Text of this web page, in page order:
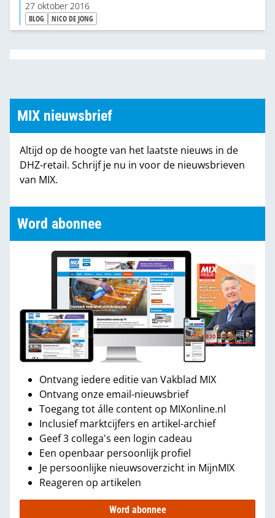
27 oktober 2016
BLOG NICO DE JONG
MIX nieuwsbrief
Altijd op de hoogte van het laatste nieuws in de
DHZ-retail. Schrijf je nu in voor de nieuwsbrieven
van MIX.
Word abonnee
Ontvang iedere editie van Vakblad MIX
Ontvang onze email-nieuwsbrief
Toegang tot álle content op MIXonline.nl
Inclusief marktcijfers en artikel-archief
Geef 3 collega's een login cadeau
Een openbaar persoonlijk profiel
Je persoonlijke nieuwsoverzicht in MijnMIX
Reageren op artikelen
Word abonnee